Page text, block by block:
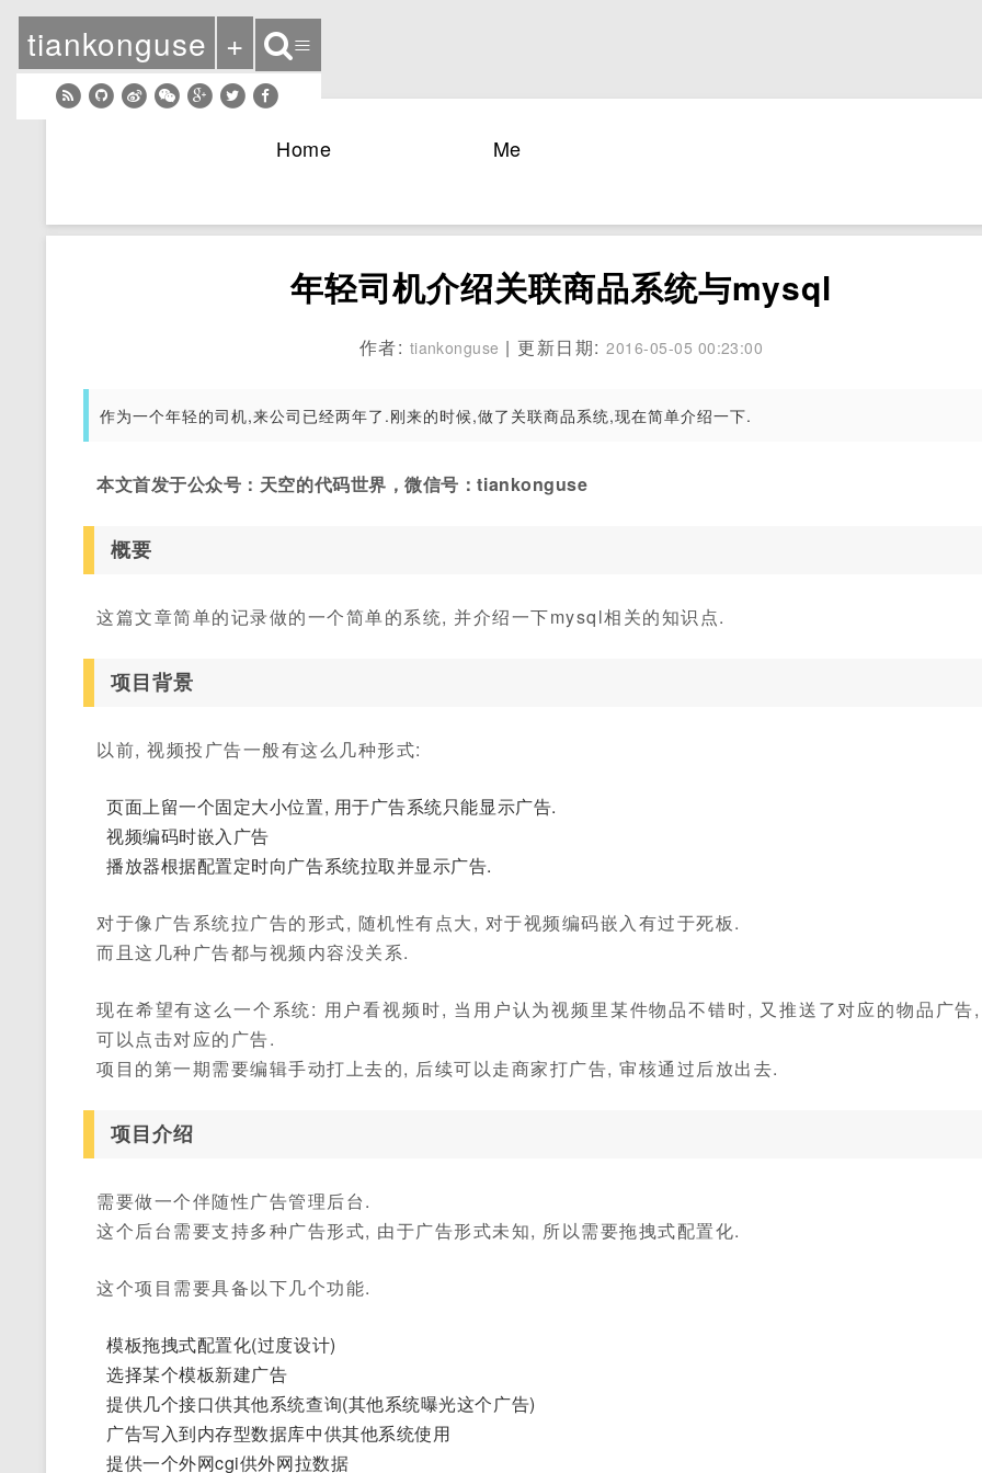
Home Me
年轻司机介绍关联商品系统与mysql
作者: tiankonguse | 更新日期:2016-05-05 00:23:00
作为一个年轻的司机,来公司已经两年了.刚来的时候,做了关联商品系统,现在简单介绍一下.
本文首发于公众号：天空的代码世界，微信号：tiankonguse
概要
这篇文章简单的记录做的一个简单的系统, 并介绍一下mysql相关的知识点.
项目背景
以前, 视频投广告一般有这么几种形式:
页面上留一个固定大小位置, 用于广告系统只能显示广告.
视频编码时嵌入广告
播放器根据配置定时向广告系统拉取并显示广告.
对于像广告系统拉广告的形式, 随机性有点大, 对于视频编码嵌入有过于死板.
而且这几种广告都与视频内容没关系.
现在希望有这么一个系统: 用户看视频时, 当用户认为视频里某件物品不错时, 又推送了对应的物品广告
可以点击对应的广告.
项目的第一期需要编辑手动打上去的, 后续可以走商家打广告, 审核通过后放出去.
项目介绍
需要做一个伴随性广告管理后台.
这个后台需要支持多种广告形式, 由于广告形式未知, 所以需要拖拽式配置化.
这个项目需要具备以下几个功能.
模板拖拽式配置化(过度设计)
选择某个模板新建广告
提供几个接口供其他系统查询(其他系统曝光这个广告)
广告写入到内存型数据库中供其他系统使用
提供一个外网cgi供外网拉数据
tiankonguse + ≡